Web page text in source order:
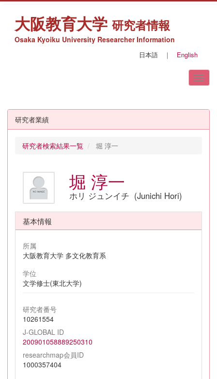
大阪教育大学 研究者情報
Osaka Kyoiku University Researcher Information
日本語 ｜ English
研究者業績
研究者検索結果一覧 堀 淳一
堀 淳一
ホリ ジュンイチ (Junichi Hori)
基本情報
所属
大阪教育大学 多文化教育系
学位
文学修士(東北大学)
研究者番号
10261554
J-GLOBAL ID
200901058889250310
researchmap会員ID
1000357404